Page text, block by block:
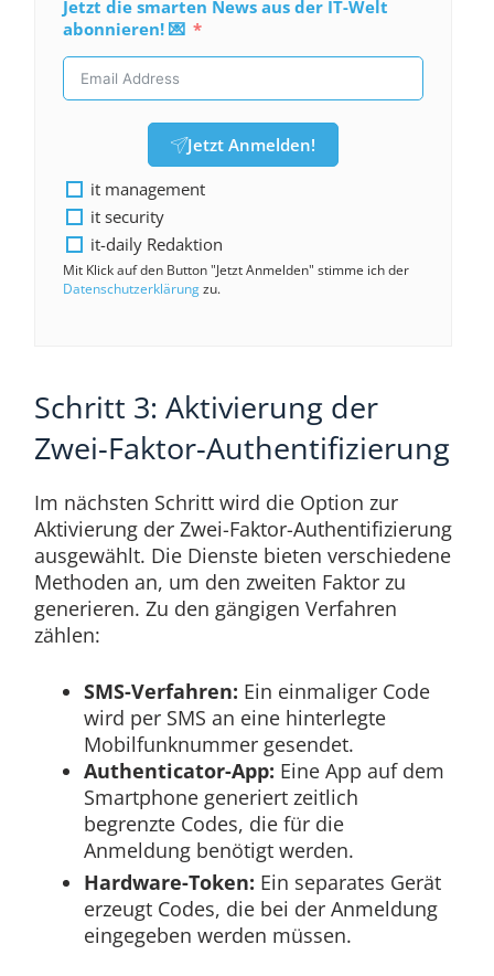
Jetzt die smarten News aus der IT-Welt
abonnieren! 💌
Jetzt Anmelden!
it management
it security
it-daily Redaktion
Mit Klick auf den Button "Jetzt Anmelden" stimme ich der
Datenschutzerklärungzu.
Schritt 3: Aktivierung der
Zwei-Faktor-Authentifizierung
Im nächsten Schritt wird die Option zur
Aktivierung der Zwei-Faktor-Authentifizierung
ausgewählt. Die Dienste bieten verschiedene
Methoden an, um den zweiten Faktor zu
generieren. Zu den gängigen Verfahren
zählen:
SMS-Verfahren: Ein einmaliger Code
wird per SMS an eine hinterlegte
Mobilfunknummer gesendet.
Authenticator-App: Eine App auf dem
Smartphone generiert zeitlich
begrenzte Codes, die für die
Anmeldung benötigt werden.
Hardware-Token: Ein separates Gerät
erzeugt Codes, die bei der Anmeldung
eingegeben werden müssen.